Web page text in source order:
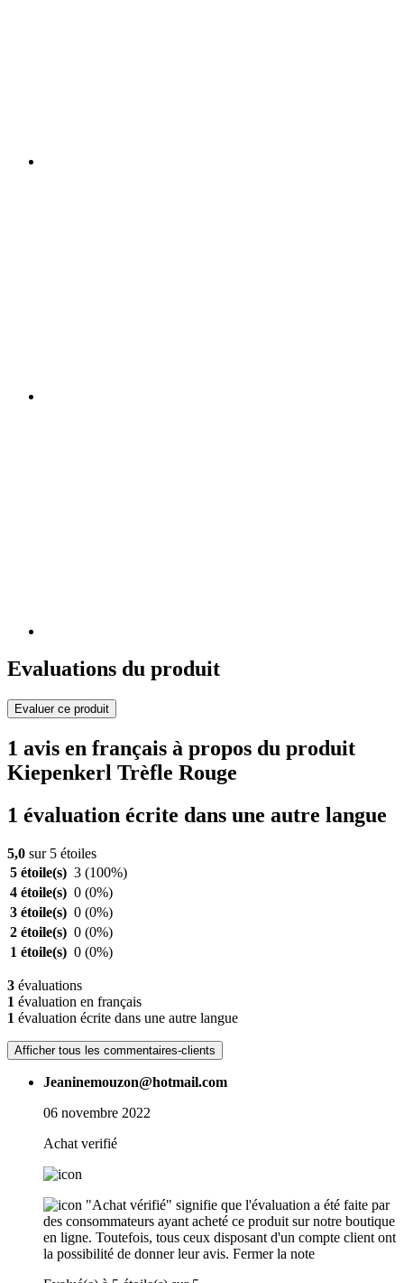
Evaluations du produit
Evaluer ce produit
1 avis en français à propos du produit
Kiepenkerl Trèfle Rouge
1 évaluation écrite dans une autre langue
5,0 sur 5 étoiles
5 étoile(s) 3 (100%)
4 étoile(s) 0 (0%)
3 étoile(s) 0 (0%)
2 étoile(s) 0 (0%)
1 étoile(s) 0 (0%)
3 évaluations
1 évaluation en français
1 évaluation écrite dans une autre langue
Afficher tous les commentaires-clients
Jeaninemouzon@hotmail.com
06 novembre 2022
Achat verifié
"Achat vérifié" signifie que l'évaluation a été faite par
des consommateurs ayant acheté ce produit sur notre boutique
en ligne. Toutefois, tous ceux disposant d'un compte client ont
la possibilité de donner leur avis. Fermer la note